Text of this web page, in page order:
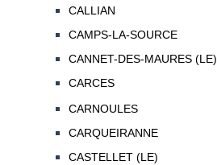
CALLIAN
CAMPS-LA-SOURCE
CANNET-DES-MAURES (LE)
CARCES
CARNOULES
CARQUEIRANNE
CASTELLET (LE)